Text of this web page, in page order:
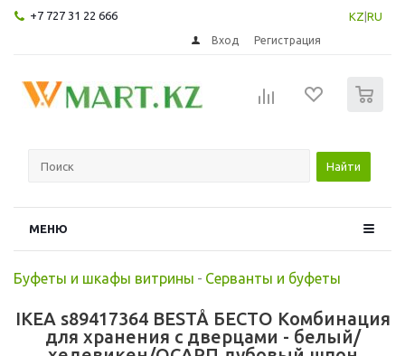
+7 727 31 22 666 KZ RU
Вход Регистрация
Найти
МЕНЮ
Буфеты и шкафы витрины - Серванты и буфеты
IKEA s89417364 BESTÅ БЕСТО Комбинация
для хранения с дверцами - белый/